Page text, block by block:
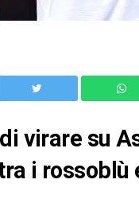
virare su
i rossoblù